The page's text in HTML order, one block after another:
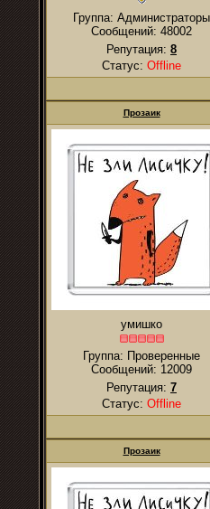
Группа: Администраторы
Сообщений: 48002
Репутация: 8
Статус: Offline
Прозаик
умишко
Группа: Проверенные
Сообщений: 12009
Репутация: 7
Статус: Offline
Прозаик